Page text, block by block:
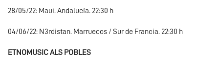
28/05/22: Maui. Andalucía. 22:30 h
04/06/22: N3rdistan. Marruecos / Sur de Francia. 22:30 h
ETNOMUSIC ALS POBLES